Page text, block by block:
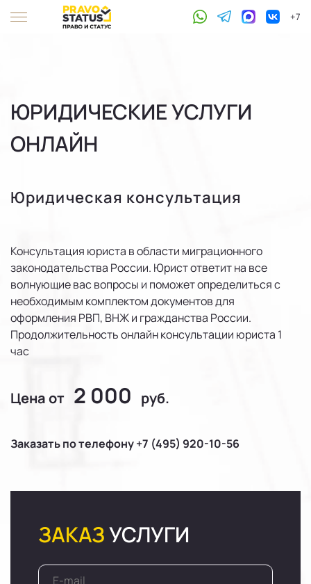
+7
ЮРИДИЧЕСКИЕ УСЛУГИ
ОНЛАЙН
Юридическая консультация
Консультация юриста в области миграционного
законодательства России. Юрист ответит на все
волнующие вас вопросы и поможет определиться с
необходимым комплектом документов для
оформления РВП, ВНЖ и гражданства России.
Продолжительность онлайн консультации юриста 1
час
Цена от 2 000 руб.
Заказать по телефону +7 (495) 920-10-56
ЗАКАЗУСЛУГИ